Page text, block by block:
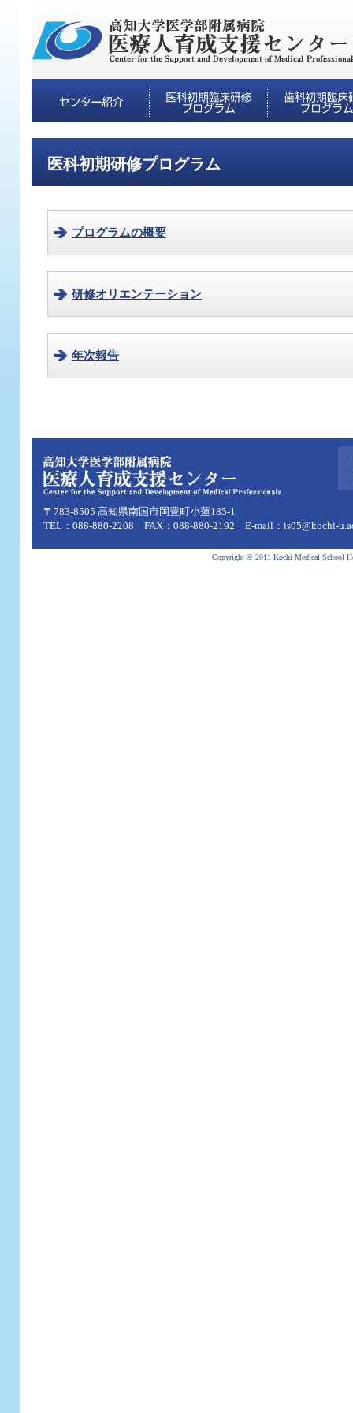
医科初期研修プログラム
プログラムの概要
研修オリエンテーション
年次報告
〒783-8505 高知県南国市岡豊町小蓮185-1
TEL：088-880-2208 FAX：088-880-2192 E-mail：is05@kochi-
Copyright © 2011 Kochi Medical School